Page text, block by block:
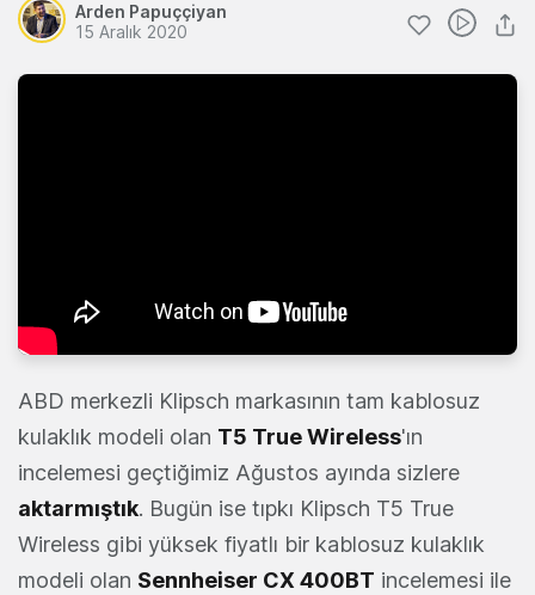
Arden Papuççiyan
15 Aralık 2020
ABD merkezli Klipsch markasının tam kablosuz
kulaklık modeli olan T5 True Wireless'ın
incelemesi geçtiğimiz Ağustos ayında sizlere
aktarmıştık. Bugün ise tıpkı Klipsch T5 True
Wireless gibi yüksek fiyatlı bir kablosuz kulaklık
modeli olan Sennheiser CX 400BT incelemesi ile